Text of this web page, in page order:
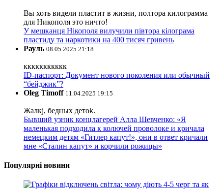
Вы хоть видели пластит в жизни, полтора килограмма
для Никополя это ничто!
У мешканця Нікополя вилучили півтора кілограма
пластиду та наркотики на 400 тисяч гривень
Рауль 08.05.2025 21:18
ккккккккккк
ID-паспорт: Документ нового поколения или обычный
“бейджик”?
Oleg Timoff 11.04.2025 19:15
Жалкj, бедных детok.
Бывший узник концлагерей Алла Шевченко: «Я
маленькая подходила к колючей проволоке и кричала
немецким детям «Гитлер капут!», они в ответ кричали
мне «Сталин капут» и корчили рожицы»
Популярні новини